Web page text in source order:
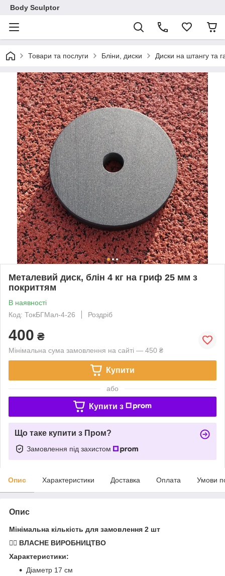
Body Sculptor
Товари та послуги Бліни, диски Диски на штангу та
Металевий диск, блін 4 кг на гриф 25 мм з
покриттям
В наявності
Код: ТокБГМал-4-26
Роздріб
400 ₴
Мінімальна сума замовлення на сайті — 450 ₴
Купити
або
Купити з
Що таке купити з Пром?
Замовлення під захистом
Опис Характеристики Доставка Оплата Умови
Опис
Мінімальна кількість для замовлення 2 шт
🏋️‍♂️ ВЛАСНЕ ВИРОБНИЦТВО
Характеристики:
Діаметр 17 см